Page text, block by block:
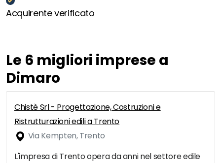
Acquirente verificato
Le 6 migliori imprese a
Dimaro
Chistè Srl - Progettazione, Costruzioni e
Ristrutturazioni edili a Trento
Via Kempten, Trento
L'impresa di Trento opera da anni nel settore edile